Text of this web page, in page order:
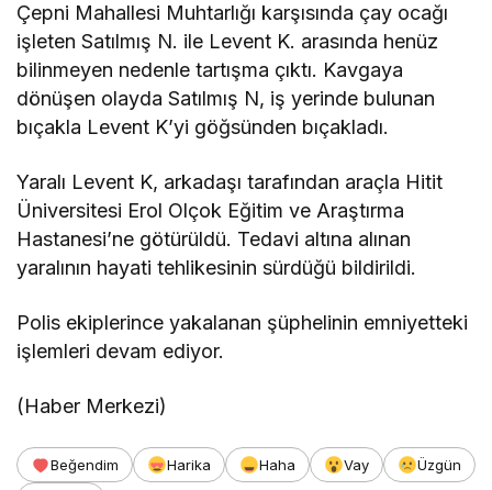
Çepni Mahallesi Muhtarlığı karşısında çay ocağı
işleten Satılmış N. ile Levent K. arasında henüz
bilinmeyen nedenle tartışma çıktı. Kavgaya
dönüşen olayda Satılmış N, iş yerinde bulunan
bıçakla Levent K’yi göğsünden bıçakladı.
Yaralı Levent K, arkadaşı tarafından araçla Hitit
Üniversitesi Erol Olçok Eğitim ve Araştırma
Hastanesi’ne götürüldü. Tedavi altına alınan
yaralının hayati tehlikesinin sürdüğü bildirildi.
Polis ekiplerince yakalanan şüphelinin emniyetteki
işlemleri devam ediyor.
(Haber Merkezi)
Beğendim Harika Haha Vay
Üzgün